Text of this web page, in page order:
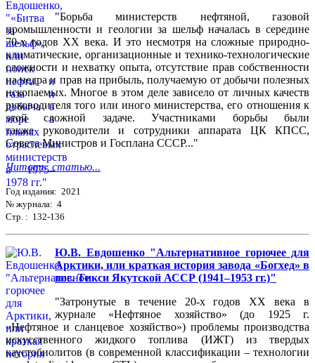
"Борьба министерств нефтяной, газовой
промышленности и геологии за шельф началась в середине
70-х годов XX века. И это несмотря на сложные природно-
климатические, организационные и технико-технологические
сложности и нехватку опыта, отсутствие прав собственности
на недра и прав на прибыль, получаемую от добычи полезных
ископаемых. Многое в этом деле зависело от личных качеств
руководителя того или иного министерства, его отношения к
этой сложной задаче. Участниками борьбы были
также руководители и сотрудники аппарата ЦК КПСС,
Совета Министров и Госплана СССР..."
Читать статью...
Год издания: 2021
№ журнала: 4
Стр. : 132-136
Ю.В. Евдошенко "Альтернативное горючее для
Арктики, или краткая история завода «Богхед» в
пос. Тикси Якутской АССР (1941–1953 гг.)"
"Затронутые в течение 20-х годов XX века в
журнале «Нефтяное хозяйство» (до 1925 г.
«Нефтяное и сланцевое хозяйство») проблемы производства
искусственного жидкого топлива (ИЖТ) из твердых
каустобиолитов (в современной классификации – технологии